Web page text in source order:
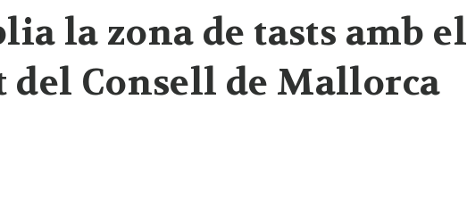
la zona de tasts amb el
Consell de Mallorca